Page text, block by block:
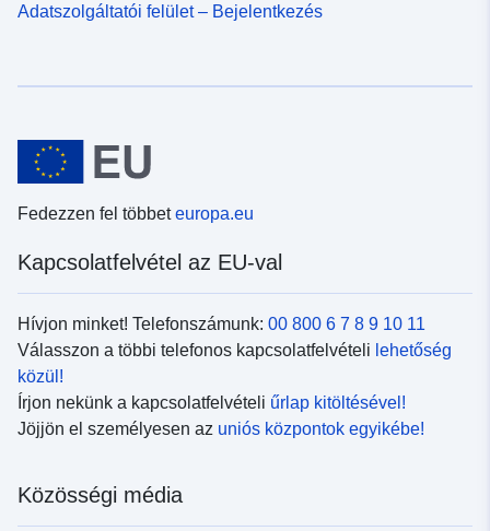
Adatszolgáltatói felület – Bejelentkezés
Fedezzen fel többeteuropa.eu
Kapcsolatfelvétel az EU-val
Hívjon minket! Telefonszámunk: 00 800 6 7 8 9 10 11
Válasszon a többi telefonos kapcsolatfelvételi lehetőség
közül!
Írjon nekünk a kapcsolatfelvételi űrlap kitöltésével!
Jöjjön el személyesen az uniós központok egyikébe!
Közösségi média